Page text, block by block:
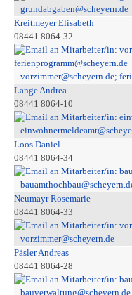
grundabgaben@scheyern.de
Kreitmeyer Elisabeth
08441 8064-32
vorzimmer@scheyern.de;
Lange Andrea
08441 8064-10
Loos Daniel
08441 8064-34
Neumayr Rosemarie
08441 8064-33
vorzimmer@scheyern.de
Päsler Andreas
08441 8064-28
bauverwaltung@scheyern.de